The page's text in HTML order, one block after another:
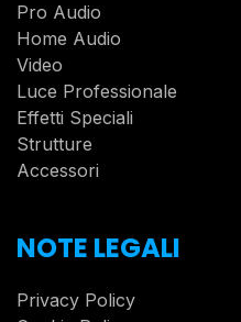
Pro Audio
Home Audio
Video
Luce Professionale
Effetti Speciali
Strutture
Accessori
NOTE LEGALI
Privacy Policy